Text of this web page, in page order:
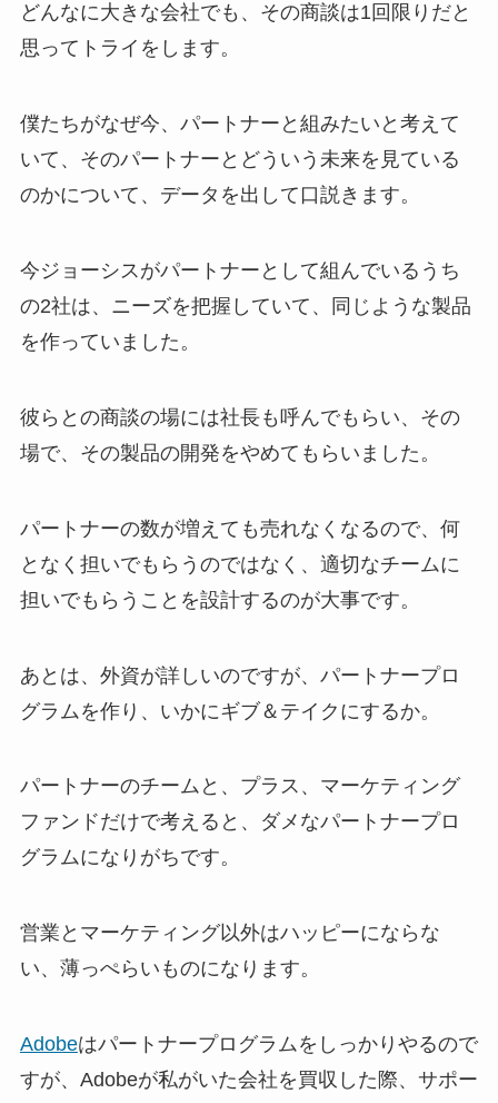
どんなに大きな会社でも、その商談は1回限りだと
思ってトライをします。
僕たちがなぜ今、パートナーと組みたいと考えて
いて、そのパートナーとどういう未来を見ている
のかについて、データを出して口説きます。
今ジョーシスがパートナーとして組んでいるうち
の2社は、ニーズを把握していて、同じような製品
を作っていました。
彼らとの商談の場には社長も呼んでもらい、その
場で、その製品の開発をやめてもらいました。
パートナーの数が増えても売れなくなるので、何
となく担いでもらうのではなく、適切なチームに
担いでもらうことを設計するのが大事です。
あとは、外資が詳しいのですが、パートナープロ
グラムを作り、いかにギブ＆テイクにするか。
パートナーのチームと、プラス、マーケティング
ファンドだけで考えると、ダメなパートナープロ
グラムになりがちです。
営業とマーケティング以外はハッピーにならな
い、薄っぺらいものになります。
Adobeはパートナープログラムをしっかりやるので
すが、Adobeが私がいた会社を買収した際、サポー